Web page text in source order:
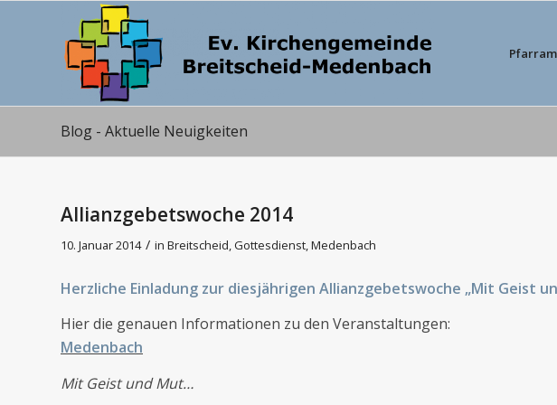
Blog - Aktuelle Neuigkeiten
Allianzgebetswoche 2014
10. Januar 2014 / in Breitscheid,Gottesdienst,Medenbach
Herzliche Einladung zur diesjährigen Allianzgebetswoche „Mit Geist
Hier die genauen Informationen zu den Veranstaltungen:
Medenbach
Mit Geist und Mut…